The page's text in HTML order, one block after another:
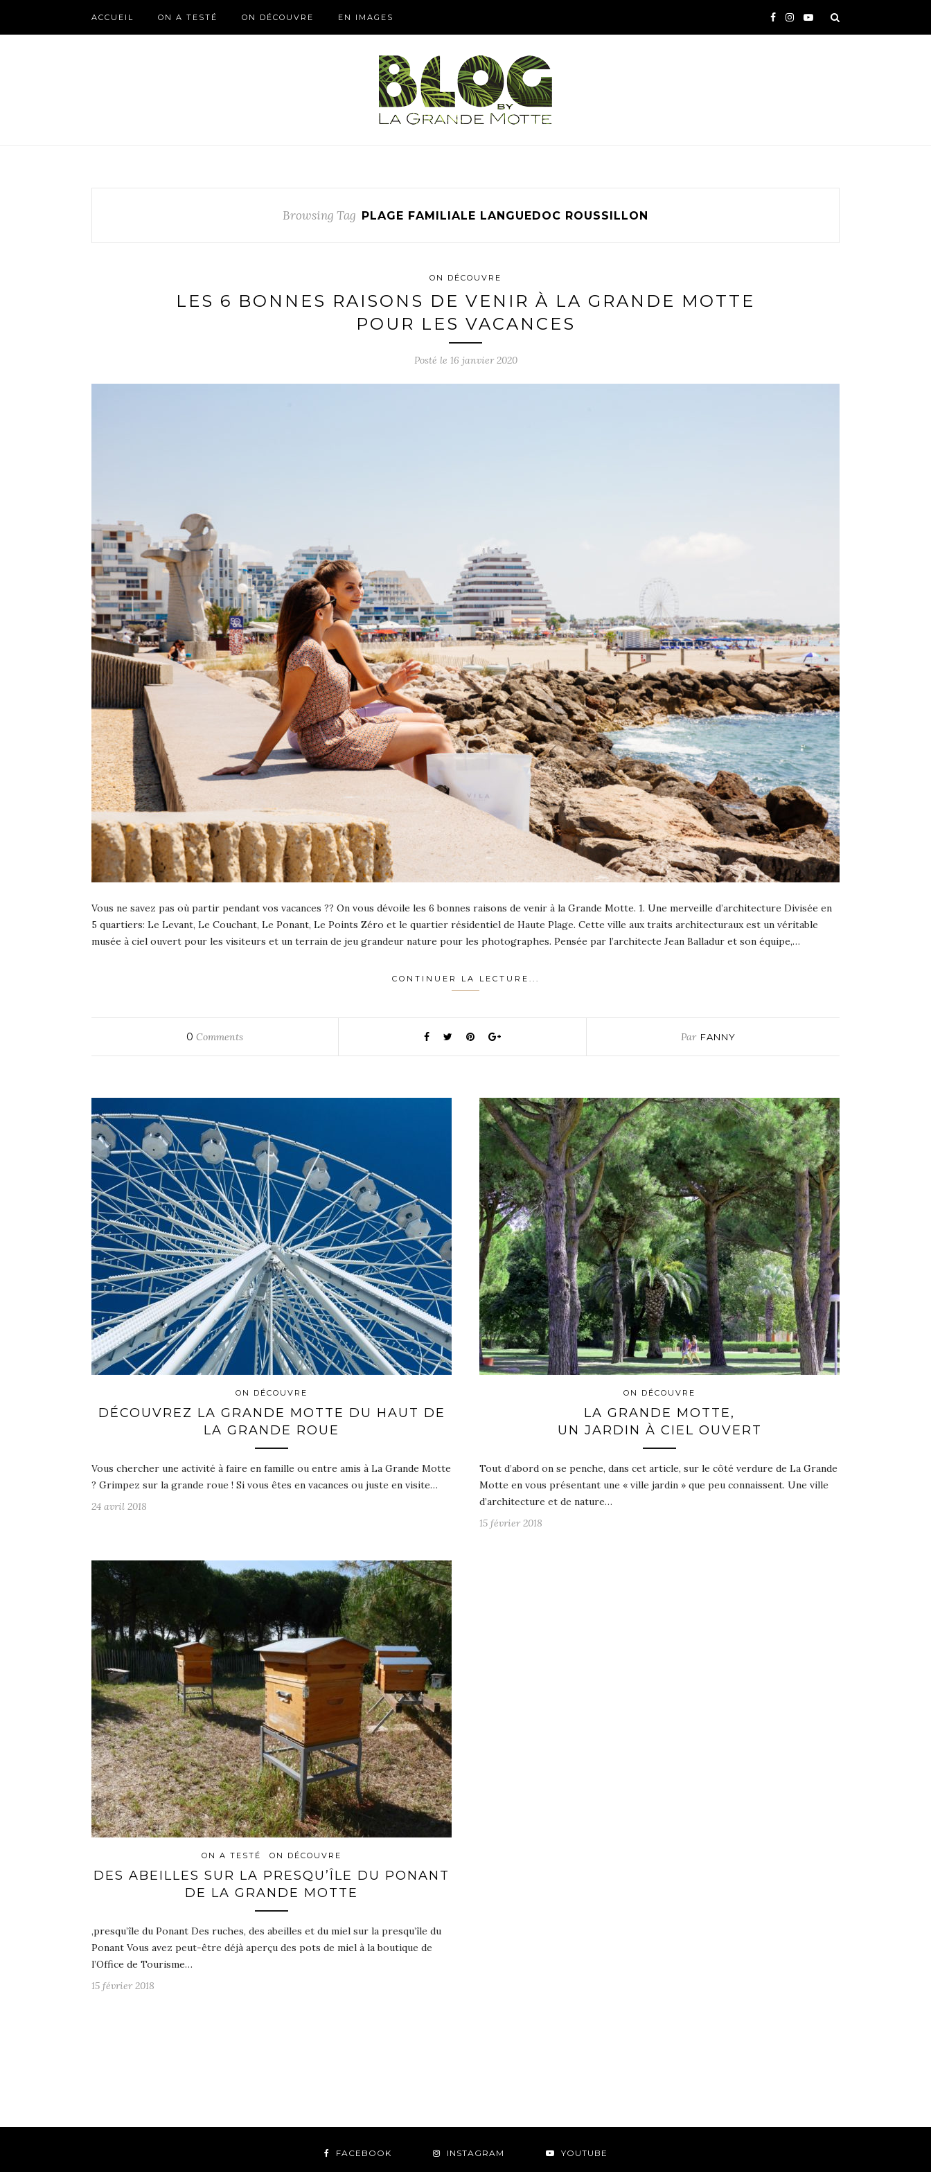
ACCUEIL ON A TESTÉ ON DÉCOUVRE EN IMAGES
Browsing Tag PLAGE FAMILIALE LANGUEDOC ROUSSILLON
ON DÉCOUVRE
LES 6 BONNES RAISONS DE VENIR À LA GRANDE MOTTE
POUR LES VACANCES
Posté le 16 janvier 2020
Vous ne savez pas où partir pendant vos vacances ?? On vous dévoile les 6 bonnes raisons de venir à la Grande Motte. 1. Une merveille d’architecture Divisée en
5 quartiers: Le Levant, Le Couchant, Le Ponant, Le Points Zéro et le quartier résidentiel de Haute Plage. Cette ville aux traits architecturaux est un véritable
musée à ciel ouvert pour les visiteurs et un terrain de jeu grandeur nature pour les photographes. Pensée par l’architecte Jean Balladur et son équipe,…
CONTINUER LA LECTURE...
0 Comments Par FANNY
ON DÉCOUVRE
DÉCOUVREZ LA GRANDE MOTTE DU HAUT DE
LA GRANDE ROUE
Vous chercher une activité à faire en famille ou entre amis à La Grande Motte
? Grimpez sur la grande roue ! Si vous êtes en vacances ou juste en visite…
24 avril 2018
ON DÉCOUVRE
LA GRANDE MOTTE,
UN JARDIN À CIEL OUVERT
Tout d’abord on se penche, dans cet article, sur le côté verdure de La Grande
Motte en vous présentant une « ville jardin » que peu connaissent. Une ville
d’architecture et de nature…
15 février 2018
ON A TESTÉ ON DÉCOUVRE
DES ABEILLES SUR LA PRESQU’ÎLE DU PONANT
DE LA GRANDE MOTTE
,presqu’île du Ponant Des ruches, des abeilles et du miel sur la presqu’île du
Ponant Vous avez peut-être déjà aperçu des pots de miel à la boutique de
l’Office de Tourisme…
15 février 2018
FACEBOOK INSTAGRAM YOUTUBE